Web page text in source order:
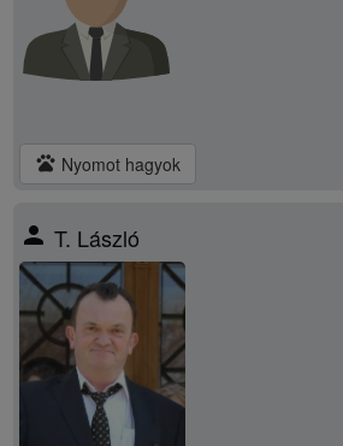
pets Nyomot hagyok
person T. László